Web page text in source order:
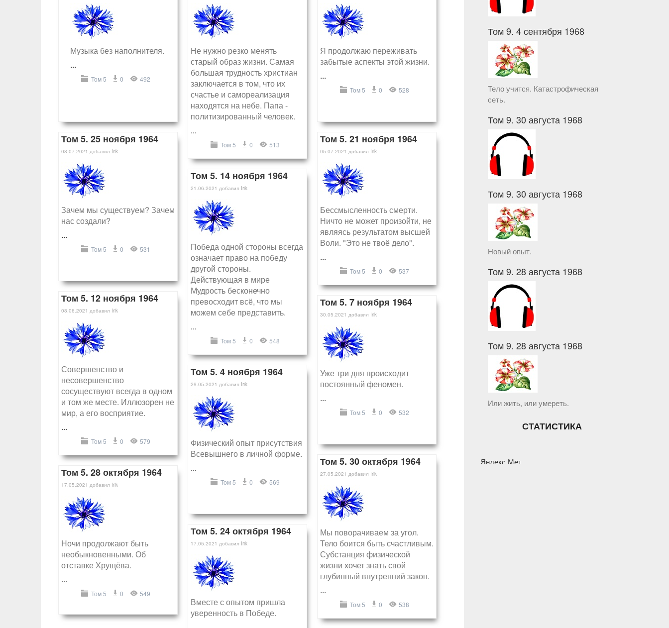
Музыка без наполнителя.
...
Том 5 0 492
Не нужно резко менять
старый образ жизни. Самая
большая трудность христиан
заключается в том, что их
счастье и самореализация
находятся на небе. Папа -
политизированный человек.
...
Том 5 0 513
Я продолжаю переживать
забытые аспекты этой жизни.
...
Том 5 0 528
Том 5. 25 ноября 1964
08.07.2021 добавил Irik
Зачем мы существуем? Зачем
нас создали?
...
Том 5 0 531
Том 5. 21 ноября 1964
05.07.2021 добавил Irik
Бессмысленность смерти.
Ничто не может произойти, не
являясь результатом высшей
Воли. "Это не твоё дело".
...
Том 5 0 537
Том 5. 14 ноября 1964
21.06.2021 добавил Irik
Победа одной стороны всегда
означает право на победу
другой стороны.
Действующая в мире
Мудрость бесконечно
превосходит всё, что мы
можем себе представить.
...
Том 5 0 548
Том 5. 12 ноября 1964
08.06.2021 добавил Irik
Совершенство и
несовершенство
сосуществуют всегда в одном
и том же месте. Иллюзорен не
мир, а его восприятие.
...
Том 5 0 579
Том 5. 7 ноября 1964
30.05.2021 добавил Irik
Уже три дня происходит
постоянный феномен.
...
Том 5 0 532
Том 5. 4 ноября 1964
29.05.2021 добавил Irik
Физический опыт присутствия
Всевышнего в личной форме.
...
Том 5 0 569
Том 5. 30 октября 1964
27.05.2021 добавил Irik
Мы поворачиваем за угол.
Тело боится быть счастливым.
Субстанция физической
жизни хочет знать свой
глубинный внутренний закон.
...
Том 5 0 538
Том 5. 28 октября 1964
17.05.2021 добавил Irik
Ночи продолжают быть
необыкновенными. Об
отставке Хрущёва.
...
Том 5 0 549
Том 5. 24 октября 1964
17.05.2021 добавил Irik
Вместе с опытом пришла
уверенность в Победе.
Том 9. 4 сентября 1968
Тело учится. Катастрофическая
сеть.
Том 9. 30 августа 1968
Том 9. 30 августа 1968
Новый опыт.
Том 9. 28 августа 1968
Том 9. 28 августа 1968
Или жить, или умереть.
СТАТИСТИКА